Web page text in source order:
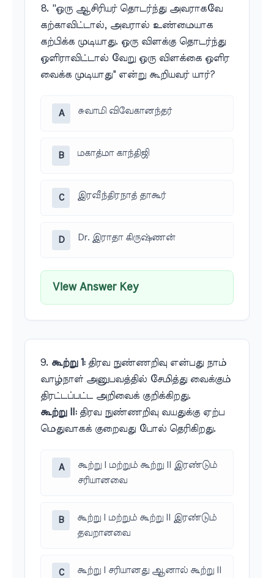
8. ''ஒரு ஆசிரியர் தொடர்ந்து அவராகவே
கற்காவிட்டால், அவரால் உண்மையாக
கற்பிக்க முடியாது. ஒரு விளக்கு தொடர்ந்து
ஒளிராவிட்டால் வேறு ஒரு விளக்கை ஒளிர
வைக்க முடியாது" என்று கூறியவர் யார்?
A சுவாமி விவேகானந்தர்
B மகாத்மா காந்திஜி
C இரவீந்திரநாத் தாகூர்
D Dr. இராதா கிருஷ்ணன்
View Answer Key
9. கூற்று 1:திரவ நுண்ணறிவு என்பது நாம்
வாழ்நாள் அனுபவத்தில் சேமித்து வைக்கும்
திரட்டப்பட்ட அறிவைக் குறிக்கிறது.
கூற்று II:திரவ நுண்ணறிவு வயதுக்கு ஏற்ப
மெதுவாகக் குறைவது போல் தெரிகிறது.
A
கூற்று I மற்றும் கூற்று II இரண்டும்
சரியானவை
B
கூற்று I மற்றும் கூற்று II இரண்டும்
தவறானவை
C
கூற்று I சரியானது ஆனால் கூற்று II